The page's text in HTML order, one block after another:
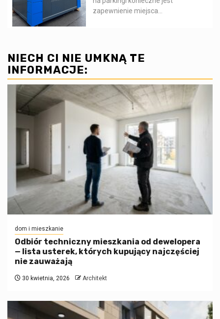
zapewnienie miejsca...
NIECH CI NIE UMKNĄ TE
INFORMACJE:
dom i mieszkanie
Odbiór techniczny mieszkania od dewelopera
— lista usterek, których kupujący najczęściej
nie zauważają
30 kwietnia, 2026 Architekt